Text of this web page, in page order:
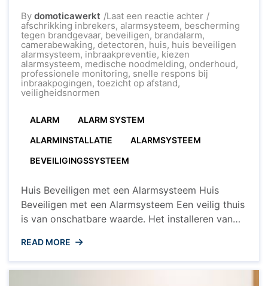
By domoticawerkt Laat een reactie achterop
Veiligheid
Eerst:
Uw
Beveiligen
met
afschrikking inbrekers, alarmsysteem, bescherming
tegen brandgevaar, beveiligen, brandalarm,
camerabewaking, detectoren, huis, huis beveiligen
alarmsysteem, inbraakpreventie, kiezen
alarmsysteem, medische noodmelding, onderhoud,
professionele monitoring, snelle respons bij
inbraakpogingen, toezicht op afstand,
veiligheidsnormen
ALARM
ALARM SYSTEM
ALARMINSTALLATIE
ALARMSYSTEEM
BEVEILIGINGSSYSTEEM
Huis Beveiligen met een Alarmsysteem Huis
Beveiligen met een Alarmsysteem Een veilig thuis
is van onschatbare waarde. Het installeren van
beveiliging van uw huis te verbeteren en uw
gemoedsrust te vergroten. Of u nu op vakantie
READ MORE